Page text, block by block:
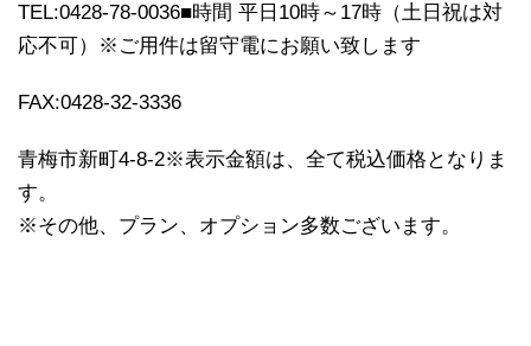
TEL:0428-78-0036■時間 平日10時～17時（土日祝は対
応不可）※ご用件は留守電にお願い致します
FAX:0428-32-3336
青梅市新町4-8-2※表示金額は、全て税込価格となりま
す。
※その他、プラン、オプション多数ございます。